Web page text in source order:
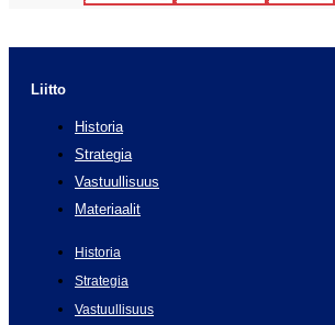
Liitto
Historia
Strategia
Vastuullisuus
Materiaalit
Historia
Strategia
Vastuullisuus